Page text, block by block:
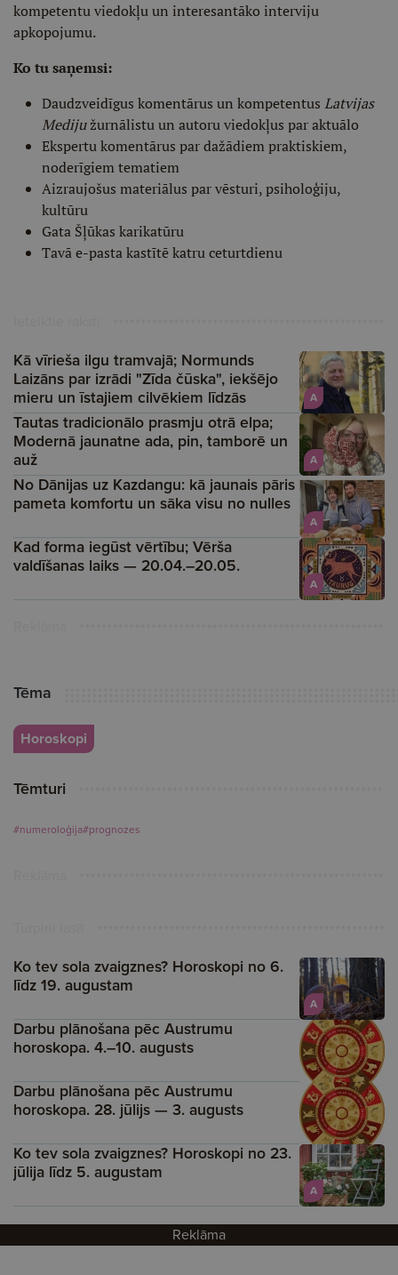
kompetentu viedokļu un interesantāko interviju
apkopojumu.
Ko tu saņemsi:
Daudzveidīgus komentārus un kompetentus Latvijas
Medijužurnālistu un autoru viedokļus par aktuālo
Ekspertu komentārus par dažādiem praktiskiem,
noderīgiem tematiem
Aizraujošus materiālus par vēsturi, psiholoģiju,
kultūru
Gata Šļūkas karikatūru
Tavā e-pasta kastītē katru ceturtdienu
A
Kā vīrieša ilgu tramvajā; Normunds
Laizāns par izrādi "Zīda čūska", iekšējo
mieru un īstajiem cilvēkiem līdzās
A
Tautas tradicionālo prasmju otrā elpa;
Modernā jaunatne ada, pin, tamborē un
auž
A
No Dānijas uz Kazdangu: kā jaunais pāris
pameta komfortu un sāka visu no nulles
A
Kad forma iegūst vērtību; Vērša
valdīšanas laiks — 20.04.–20.05.
Tēma
Horoskopi
Tēmturi
#numeroloģija#prognozes
A
Ko tev sola zvaigznes? Horoskopi no 6.
līdz 19. augustam
Darbu plānošana pēc Austrumu
horoskopa. 4.–10. augusts
Darbu plānošana pēc Austrumu
horoskopa. 28. jūlijs — 3. augusts
A
Ko tev sola zvaigznes? Horoskopi no 23.
jūlija līdz 5. augustam
Reklāma